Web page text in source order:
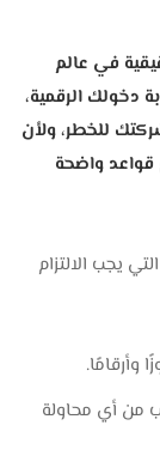
في عالم
دخولك الرقمية،
للخطر،ولأن
قواعد واضحة
يجب الالتزام
وأرقامًا.
من أي محاولة